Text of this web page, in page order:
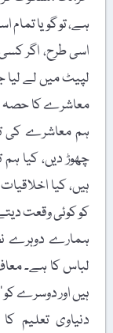
ہے، تو گویا
اسی طرح، اگر
لپیٹ میں لے لیا
معاشرے کا حصہ
ہم معاشرے کی
چھوڑ دیں، کیا
ہیں، کیا
کو کوئی وقعت
ہمارے دوہرے
لباس کا ہے۔
ہیں اور دوسرے کو
دنیاوی تعلیم